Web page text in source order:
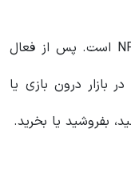
بله، هر همستر در همستر کامبت یک NFT است. پس از فعال
بازار درون بازی یا